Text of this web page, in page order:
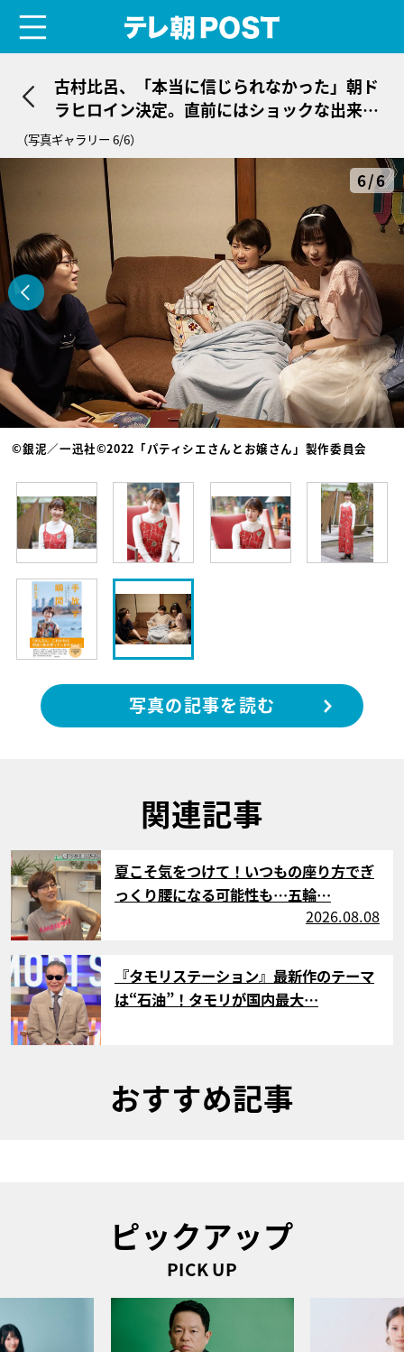
古村比呂、「本当に信じられなかった」朝ド
ラヒロイン決定。直前にはショックな出来事
「東京は恐ろしいところだ」
（写真ギャラリー 6/6）
6/6
©銀泥／一迅社©2022「パティシエさんとお嬢さん」製作委員会
写真の記事を読む
関連記事
サムネイル
夏こそ気をつけて！いつもの座り方でぎ
っくり腰になる可能性も…五輪…
2026.08.08
サムネイル
『タモリステーション』最新作のテーマ
は“石油”！タモリが国内最大…
おすすめ記事
ピックアップ
PICK UP